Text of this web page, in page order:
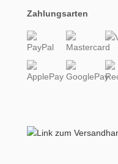
Zahlungsarten